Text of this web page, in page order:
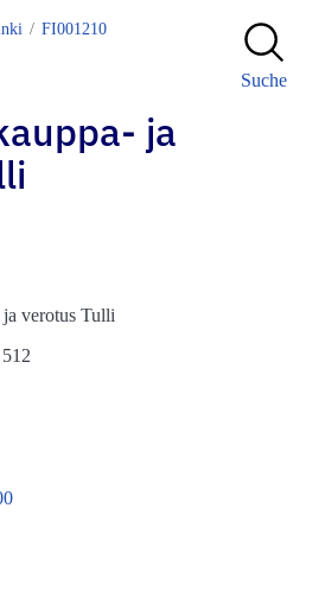
FI001210
Suche
ja
verotus Tulli